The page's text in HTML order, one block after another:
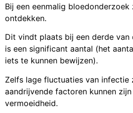
Bij een eenmalig
ontdekken.
Dit vindt plaats bij een derde van
is een significant aantal (het
iets te kunnen bewijzen).
Zelfs lage fluctuaties van infectie
aandrijvende factoren kunnen
vermoeidheid.